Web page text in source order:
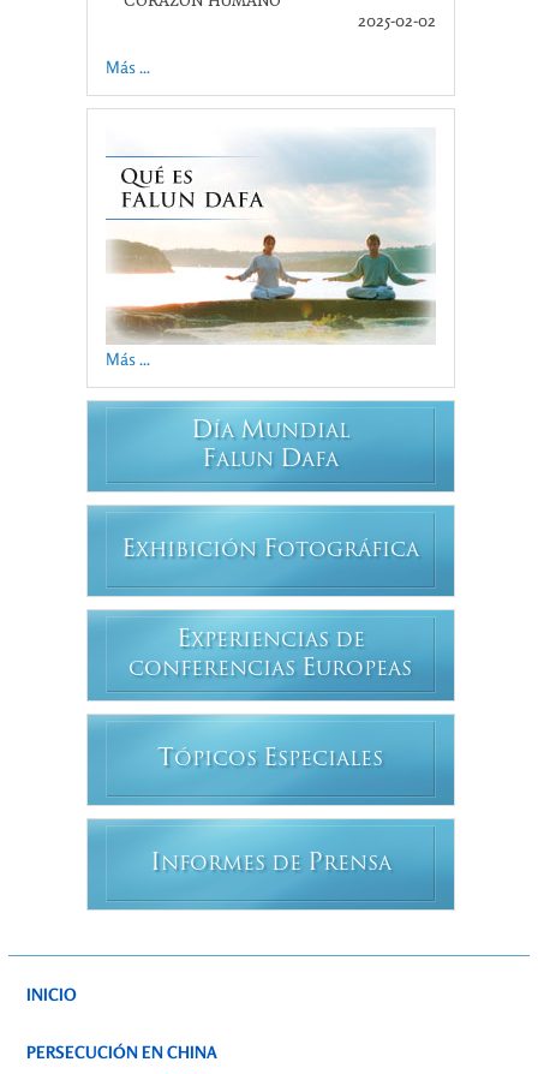
2025-02-02
Más ...
Más ...
DÍA MUNDIAL
FALUN DAFA
EXHIBICIÓN FOTOGRÁFICA
EXPERIENCIAS DE
CONFERENCIAS EUROPEAS
T ÓPICOS ESPECIALES
INFORMES DE PRENSA
INICIO
PERSECUCIÓN EN CHINA